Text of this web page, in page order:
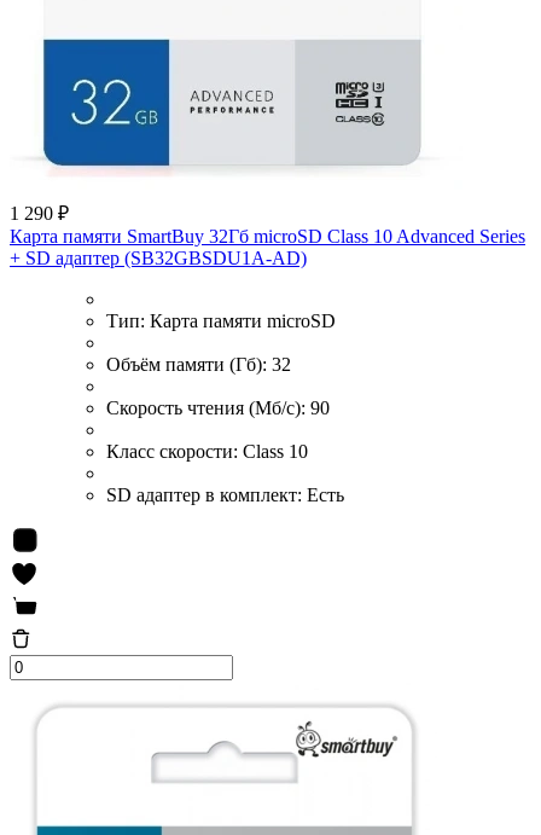
1 290 ₽
Карта памяти SmartBuy 32Гб microSD Class 10 Advanced Series
+ SD адаптер (SB32GBSDU1A-AD)
Тип: Карта памяти microSD
Объём памяти (Гб): 32
Скорость чтения (Мб/с): 90
Класс скорости: Class 10
SD адаптер в комплект: Есть